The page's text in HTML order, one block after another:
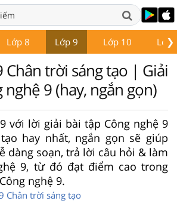
❯
Lớp 8 Lớp 9 Lớp 10 Lớp
Chân trời sáng tạo | Giải
nghệ 9 (hay, ngắn gọn)
với lời giải bài tập Công nghệ 9
hay nhất, ngắn gọn sẽ giúp
dàng soạn, trả lời câu hỏi & làm
9, từ đó đạt điểm cao trong
nghệ 9.
Chân trời sáng tạo